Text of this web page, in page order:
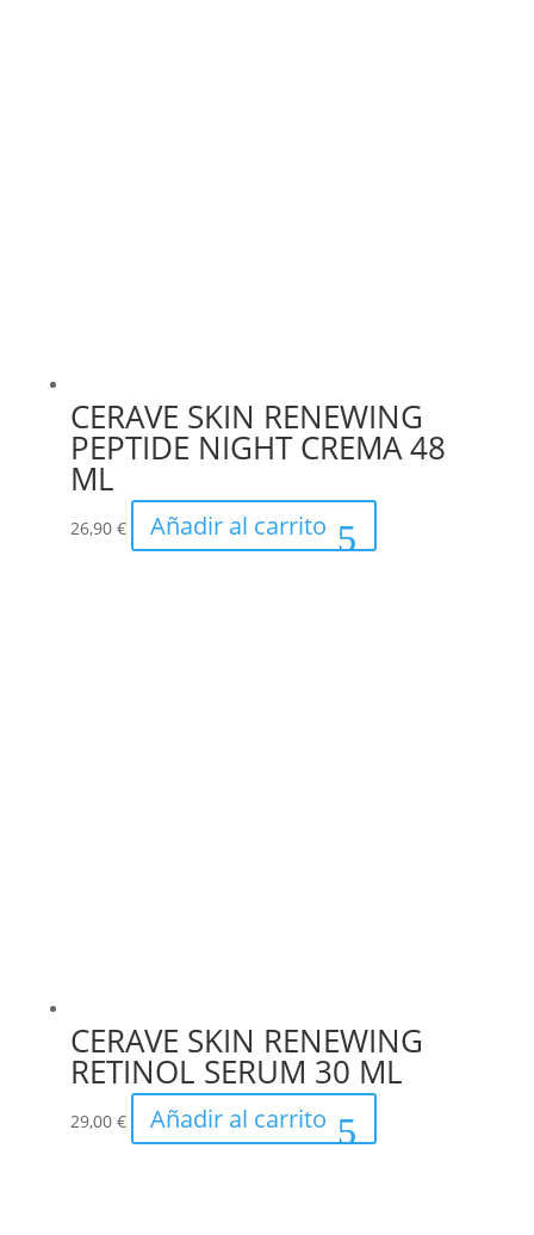
CERAVE SKIN RENEWING
PEPTIDE NIGHT CREMA 48
ML
26,90 € Añadir al carrito
CERAVE SKIN RENEWING
RETINOL SERUM 30 ML
29,00 € Añadir al carrito